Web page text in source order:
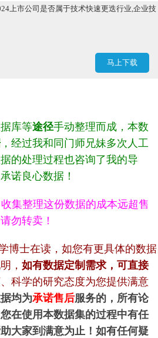
上市公司是否属于技术快速更迭行业,企业技
马上下载
库等途径手动整理而成，本数
，经过我和同门师兄妹多次人工
的处理过程也咨询了我的导
诺良心数据！
集整理这份数据的成本远超售
勿转卖！
博士在读，如您有更具体的数据
， 如有数据定制需求，可直接
科学的研究态度为您提供满意
均为承诺售后服务的，所有论
在使用本数据集的过程中有任
大家到满意为止！如有任何疑